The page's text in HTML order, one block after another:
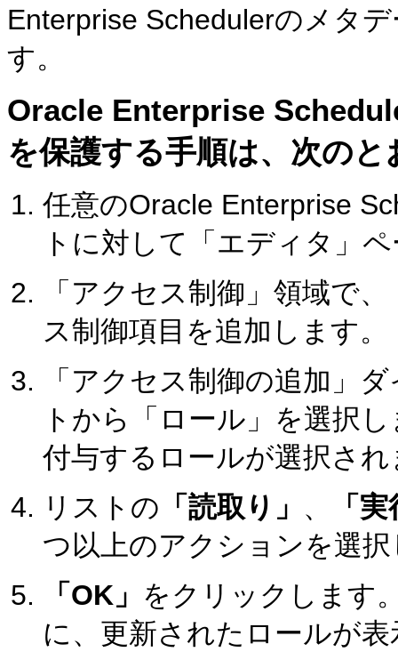
Enterprise Schedulerのメタ
す。
Oracle Enterprise
を保護する手順は、次のと
任意のOracle Enterprise
トに対して「エディタ」
「アクセス制御」領域で、
ス制御項目を追加します。
「アクセス制御の追加」
トから「ロール」を選択
付与するロールが選択され
リストの 「読取り」 、
「
つ以上のアクションを選
「OK」 をクリックします
に、更新されたロールが